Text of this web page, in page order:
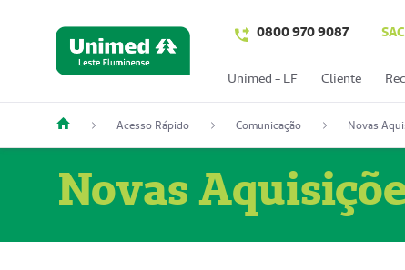
0800 970 9087 SAC
Unimed - LF Cliente
Acesso Rápido Comunicação Novas
Novas